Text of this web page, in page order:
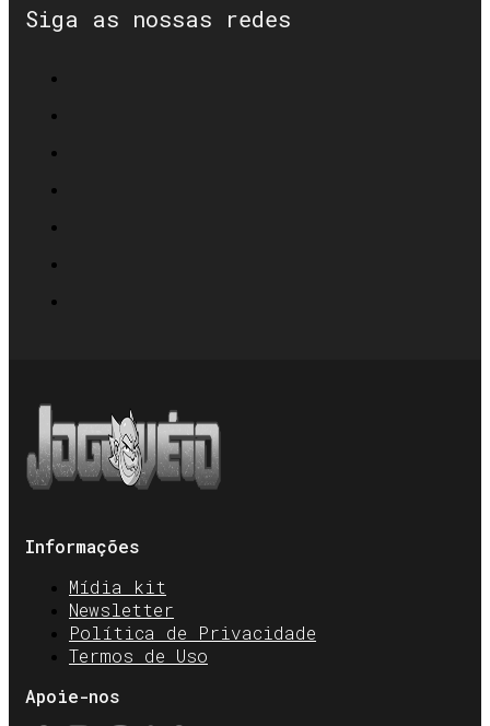
Siga as nossas redes
Informações
Mídia kit
Newsletter
Política de Privacidade
Termos de Uso
Apoie-nos